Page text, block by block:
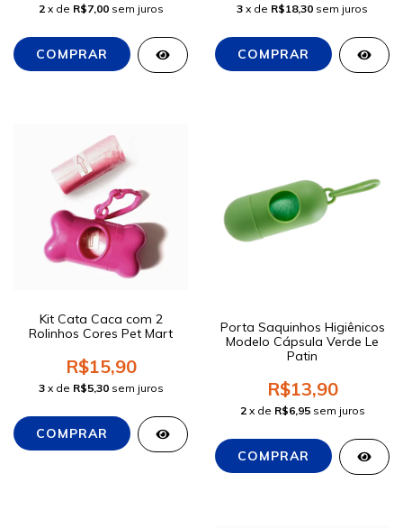
2 x de R$7,00 sem juros 3 x de R$18,30 sem juros
Kit Cata Caca com 2
Rolinhos Cores Pet Mart
R$15,90
3 x de R$5,30 sem juros
Porta Saquinhos Higiênicos
Modelo Cápsula Verde Le
Patin
R$13,90
2 x de R$6,95 sem juros